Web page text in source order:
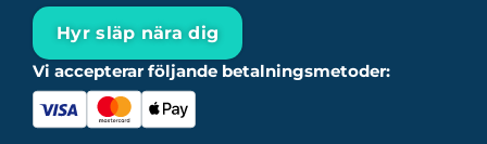
Hyr släp nära dig
Vi accepterar följande betalningsmetoder: